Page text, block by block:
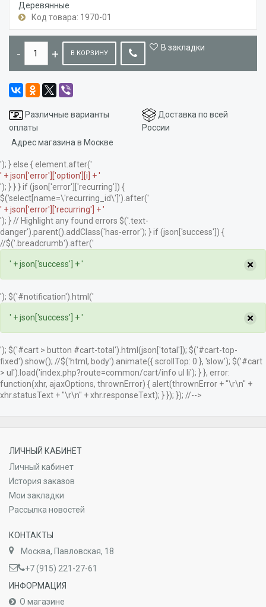
Деревянные
Код товара: 1970-01
В КОРЗИНУ
В закладки
Различные варианты
оплаты
Доставка по всей
России
Адрес магазина в Москве
'); } else { element.after('
' + json['error']['option'][i] + '
'); } } } if (json['error']['recurring']) {
$('select[name=\'recurring_id\']').after('
' + json['error']['recurring'] + '
'); } // Highlight any found errors $('.text-
danger').parent().addClass('has-error'); } if (json['success']) {
//$('.breadcrumb').after('
' + json['success'] + ' ×
'); $('#notification').html('
' + json['success'] + ' ×
'); $('#cart > button #cart-total').html(json['total']); $('#cart-top-
fixed').show(); //$('html, body').animate({ scrollTop: 0 }, 'slow'); $('#cart
> ul').load('index.php?route=common/cart/info ul li'); } }, error:
function(xhr, ajaxOptions, thrownError) { alert(thrownError + "\r\n" +
xhr.statusText + "\r\n" + xhr.responseText); } }); }); //-->
ЛИЧНЫЙ КАБИНЕТ
Личный кабинет
История заказов
Мои закладки
Рассылка новостей
КОНТАКТЫ
Москва, Павловская, 18
+7 (915) 221-27-61
ИНФОРМАЦИЯ
О магазине